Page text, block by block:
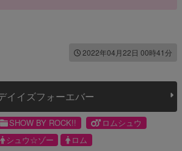
2022年04月22日 00時41分
イイズフォーエバー
SHOW BY ROCK!!
ロムシュウ
シュウ☆ゾー
ロム